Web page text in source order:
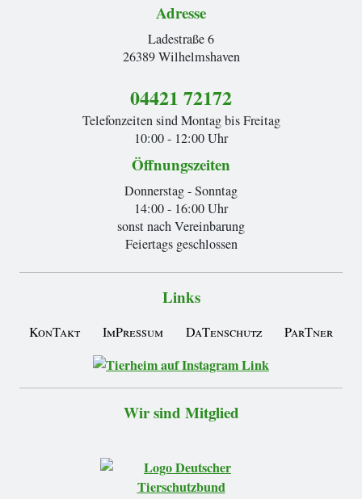
Adresse
Ladestraße 6
26389 Wilhelmshaven
04421 72172
Telefonzeiten sind Montag bis Freitag
10:00 - 12:00 Uhr
Öffnungszeiten
Donnerstag - Sonntag
14:00 - 16:00 Uhr
sonst nach Vereinbarung
Feiertags geschlossen
Links
KonTakt ImPressum DaTenschutz ParTner
Wir sind Mitglied